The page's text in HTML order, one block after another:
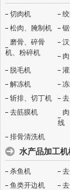
切肉机
松肉、腌制机
磨骨、碎骨
机、粉碎机
脱毛机
解冻机
斩排、切丁机
去筋膜机
线
排骨清洗机
水产品加工机
杀鱼机
鱼类开边机